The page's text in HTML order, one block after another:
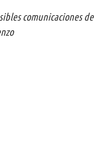
comunicaciones de